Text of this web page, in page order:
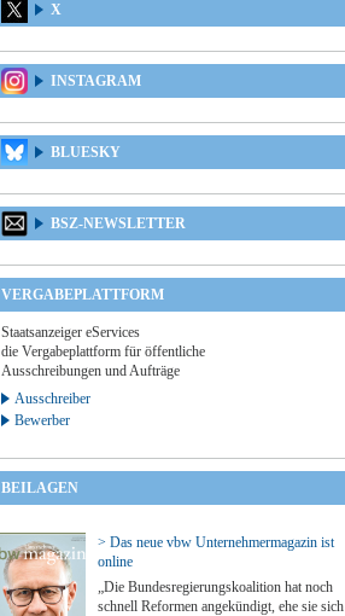
X
INSTAGRAM
BLUESKY
BSZ-NEWSLETTER
VERGABEPLATTFORM
Staatsanzeiger eServices
die Vergabeplattform für öffentliche
Ausschreibungen und Aufträge
Ausschreiber
Bewerber
BEILAGEN
> Das neue vbw Unternehmermagazin ist
online
„Die Bundesregierungskoalition hat noch
schnell Reformen angekündigt, ehe sie sich